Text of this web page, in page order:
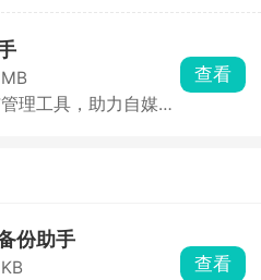
理工具，助力自媒体
查看
份助手
查看